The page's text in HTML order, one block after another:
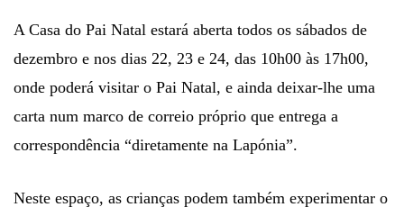
A Casa do Pai Natal estará aberta todos os sábados de
dezembro e nos dias 22, 23 e 24, das 10h00 às 17h00,
onde poderá visitar o Pai Natal, e ainda deixar-lhe uma
carta num marco de correio próprio que entrega a
correspondência “diretamente na Lapónia”.
Neste espaço, as crianças podem também experimentar o